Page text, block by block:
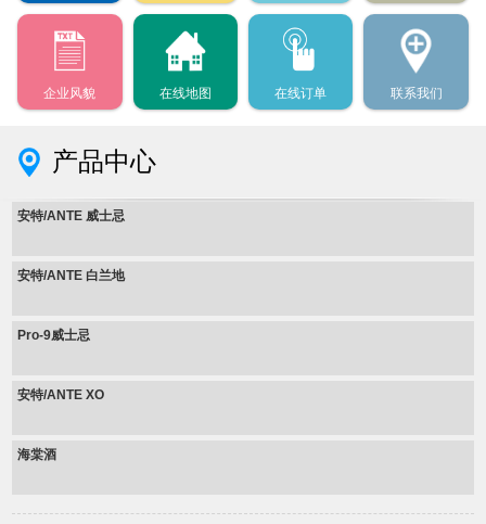
企业风貌 在线地图 在线订单 联系我们
产品中心
安特/ANTE 威士忌
安特/ANTE 白兰地
Pro-9威士忌
安特/ANTE XO
海棠酒